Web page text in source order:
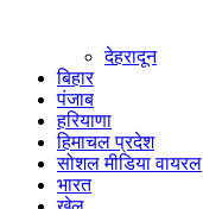
देहरादून
बिहार
पंजाब
हरियाणा
हिमाचल प्रदेश
सोशल मीडिया वायरल
भारत